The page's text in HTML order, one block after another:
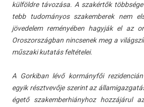
külföldre távozása. A szakértők
tebb tudományos szakem­berek nem
jövedelem reményében hagyják el az
Oros­zország­ban nincsenek meg a
műszaki kutatás feltételei.
A Gor­kiban lévő kormányfői
egyik résztvevője szerint az
égető szakem­berhiányhoz hozzájárul